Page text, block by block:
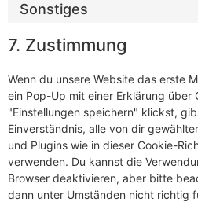
Sonstiges
7. Zustimmung
Wenn du unsere Website das erste
ein Pop-Up mit einer Erklärung über
"Einstellungen speichern" klickst,
Einverständnis, alle von dir
und Plugins wie in dieser Cookie-
verwenden. Du kannst die
Browser deaktivieren, aber bitte
dann unter Umständen nicht richtig